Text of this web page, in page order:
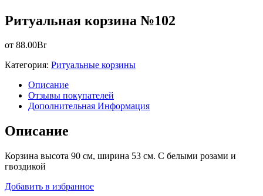
Ритуальная корзина №102
от 88.00Br
Категория: Ритуальные корзины
Описание
Отзывы покупателей
Дополнительная Информация
Описание
Корзина высота 90 см, ширина 53 см. С белыми розами и
гвоздикой
Добавить в избранное